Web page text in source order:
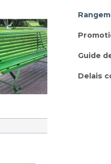
Guide
Delais
A